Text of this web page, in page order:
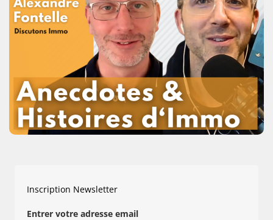
Inscription Newsletter
Entrer votre adresse email